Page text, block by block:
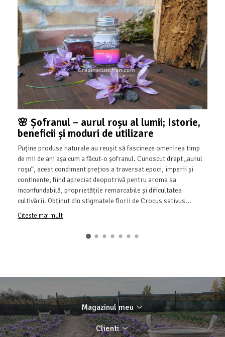
🌸 Șofranul – aurul roșu al lumii; Istorie,
beneficii și moduri de utilizare
Puține produse naturale au reușit să fascineze omenirea timp
de mii de ani așa cum a făcut-o șofranul. Cunoscut drept „aurul
roșu”, acest condiment prețios a traversat epoci, imperii și
continente, fiind apreciat deopotrivă pentru aroma sa
inconfundabilă, proprietățile remarcabile și dificultatea
cultivării. Obținut din stigmatele florii de Crocus sativus...
Citeste mai mult
Magazinul meu
Clienti